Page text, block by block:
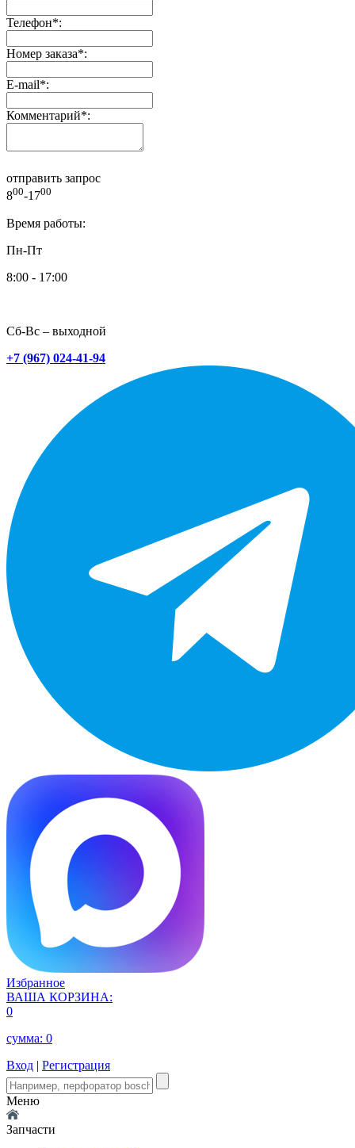
Телефон*:
Номер заказа*:
E-mail*:
Комментарий*:
отправить запрос
800-1700
Время работы:
Пн-Пт
8:00 - 17:00
Сб-Вс – выходной
+7 (967) 024-41-94
Избранное
ВАША КОРЗИНА:
0
сумма: 0
Вход | Регистрация
Меню
Запчасти